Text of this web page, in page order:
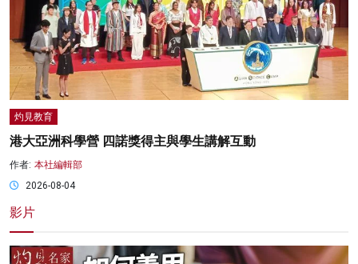
灼見教育
港大亞洲科學營 四諾獎得主與學生講解互動
作者: 本社編輯部
2026-08-04
影片